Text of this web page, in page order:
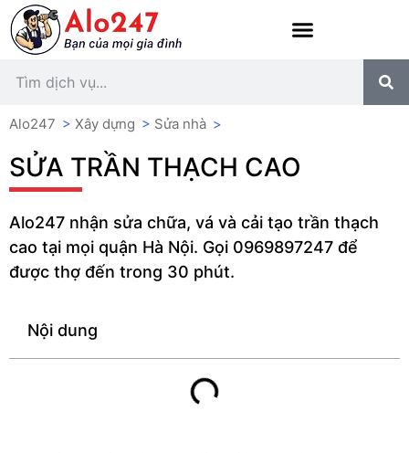
Alo247 > Xây dựng > Sửa nhà >
SỬA TRẦN THẠCH CAO
Alo247 nhận sửa chữa, vá và cải tạo trần thạch
cao tại mọi quận Hà Nội. Gọi 0969897247 để
được thợ đến trong 30 phút.
Nội dung